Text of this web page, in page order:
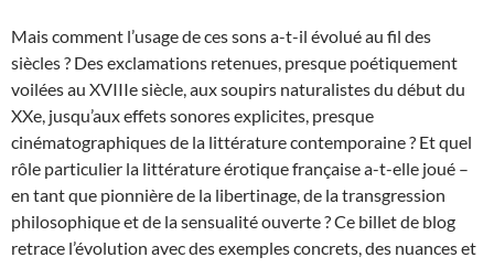
Mais comment l’usage de ces sons a-t-il évolué au fil des
siècles ? Des exclamations retenues, presque poétiquement
voilées au XVIIIe siècle, aux soupirs naturalistes du début du
XXe, jusqu’aux effets sonores explicites, presque
cinématographiques de la littérature contemporaine ? Et quel
rôle particulier la littérature érotique française a-t-elle joué –
en tant que pionnière de la libertinage, de la transgression
philosophique et de la sensualité ouverte ? Ce billet de blog
retrace l’évolution avec des exemples concrets, des nuances et